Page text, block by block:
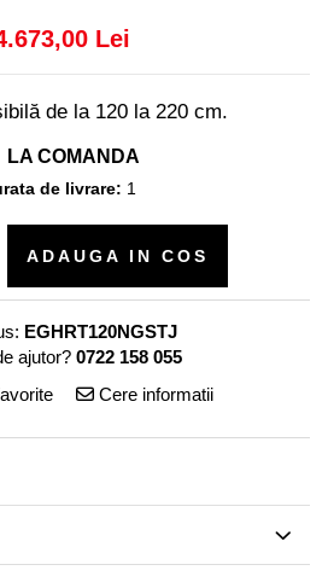
Lei
de la 120 la 220 cm.
LA COMANDA
de livrare: 1
ADAUGA IN COS
EGHRT120NGSTJ
ajutor? 0722 158 055
Cere informatii